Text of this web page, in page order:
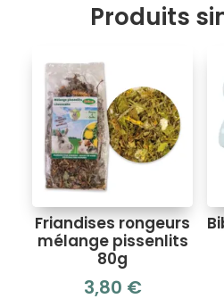
Produits
Friandises rongeurs
mélange pissenlits
80g
3,80 €